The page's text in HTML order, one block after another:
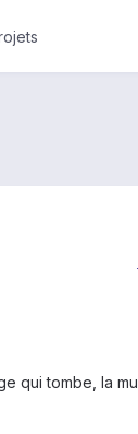
qui tombe, la